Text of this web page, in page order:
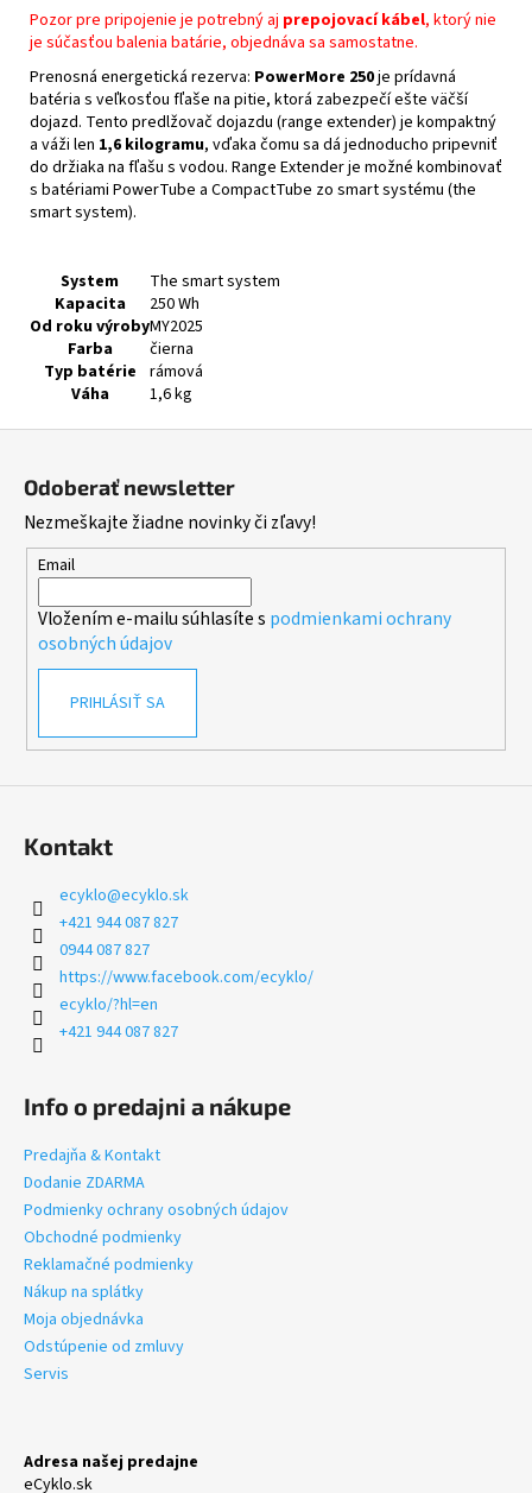
Pozor pre pripojenie je potrebný aj prepojovací kábel, ktorý nie
je súčasťou balenia batárie, objednáva sa samostatne.
Prenosná energetická rezerva: PowerMore 250je prídavná
batéria s veľkosťou fľaše na pitie, ktorá zabezpečí ešte väčší
dojazd. Tento predlžovač dojazdu (range extender) je kompaktný
a váži len 1,6 kilogramu, vďaka čomu sa dá jednoducho pripevniť
do držiaka na fľašu s vodou. Range Extender je možné kombinovať
s batériami PowerTube a CompactTube zo smart systému (the
smart system).
System
The smart system
Kapacita
250 Wh
Od roku výrobyMY2025
Farba
čierna
Typ batérie rámová
Váha
1,6 kg
Odoberať newsletter
Nezmeškajte žiadne novinky či zľavy!
Email
Vložením e-mailu súhlasíte s podmienkami ochrany
osobných údajov
PRIHLÁSIŤ SA
Kontakt
ecyklo@ecyklo.sk
+421 944 087 827
0944 087 827
https://www.facebook.com/ecyklo/
ecyklo/?hl=en
+421 944 087 827
Info o predajni a nákupe
Predajňa & Kontakt
Dodanie ZDARMA
Podmienky ochrany osobných údajov
Obchodné podmienky
Reklamačné podmienky
Nákup na splátky
Moja objednávka
Odstúpenie od zmluvy
Servis
Adresa našej predajne
eCyklo.sk